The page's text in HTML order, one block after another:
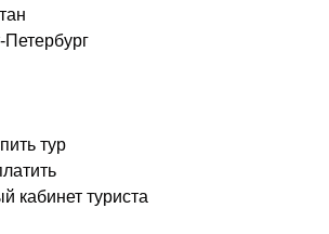
Петербург
тур
кабинет туриста